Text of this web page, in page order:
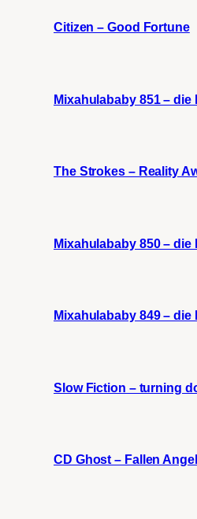
Citizen – Good Fortune
Mixahulababy 851 – die
The Strokes – Reality
Mixahulababy 850 – die
Mixahulababy 849 – die
Slow Fiction – turning
CD Ghost – Fallen